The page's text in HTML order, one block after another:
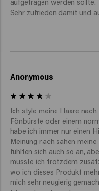
Sehr zufrieden damit und
Anonymous
Ich style meine Haare
Fönbürste oder einem
habe ich immer nur einen
Meinung nach sahen
fühlten sich auch so an,
musste ich trotzdem
wo ich dieses Produkt
mich sehr neugierig